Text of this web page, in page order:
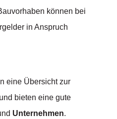
können bei
in Anspruch
eine Übersicht zur
bieten eine gute
Unternehmen.